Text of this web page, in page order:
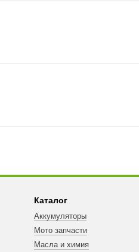
Каталог
Аккумуляторы
Мото запчасти
Масла и химия